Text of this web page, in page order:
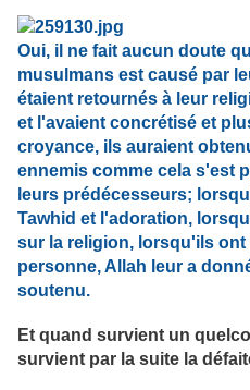
Oui, il ne fait aucun doute
musulmans est causé par
étaient retournés à leur
et l'avaient concrétisé et
croyance, ils auraient
ennemis comme cela s'est
leurs prédécesseurs;
Tawhid et l'adoration,
sur la religion, lorsqu'ils
personne, Allah leur a
soutenu.
Et quand survient un
survient par la suite la